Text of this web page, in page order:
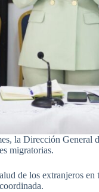
la Dirección
migratorias.
de los extranjeros